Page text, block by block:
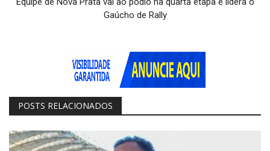
Gaúcho de Rally
POSTS RELACIONADOS